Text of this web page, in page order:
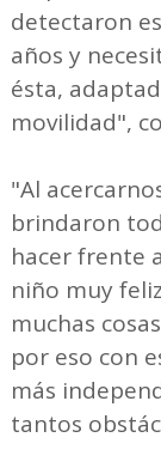
detectaron
años y
ésta,
movilidad",
"Al
brindaron
hacer frente
niño muy
muchas
por eso con
más
tantos